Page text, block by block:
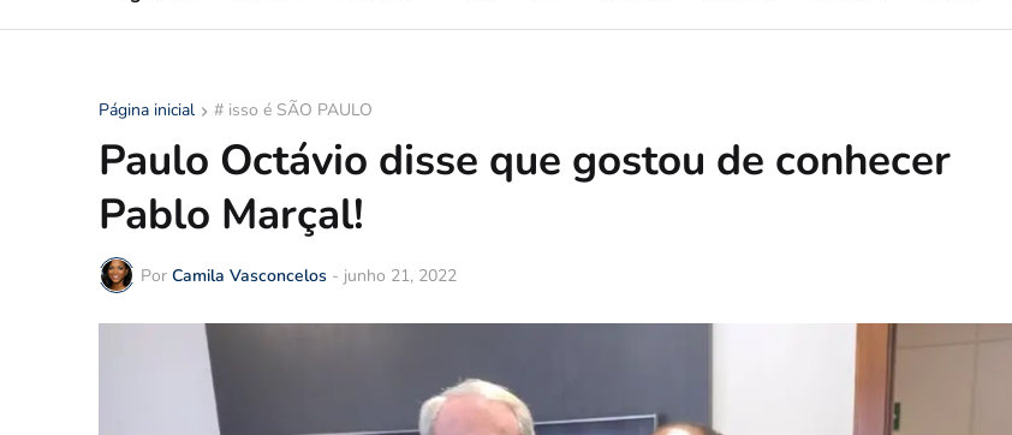
Página inicial # isso é SÃO PAULO
Paulo Octávio disse que gostou de conhecer
Pablo Marçal!
Por Camila Vasconcelos - junho 21, 2022